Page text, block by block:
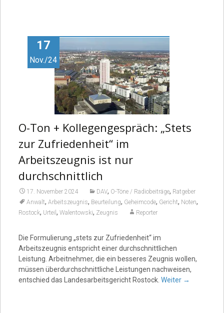
Video17
Nov./24
O-Ton + Kollegengespräch: „Stets
zur Zufriedenheit“ im
Arbeitszeugnis ist nur
durchschnittlich
17. November 2024 DAV, O-Töne / Radiobeiträge, Ratgeber
Anwalt, Arbeitszeugnis, Beurteilung, Geheimcode, Gericht, Noten,
Rostock, Urteil , Walentowski, Zeugnis Reporter
Die Formulierung „stets zur Zufriedenheit“ im
Arbeitszeugnis entspricht einer durchschnittlichen
Leistung. Arbeitnehmer, die ein besseres Zeugnis wollen,
müssen überdurchschnittliche Leistungen nachweisen,
entschied das Landesarbeitsgericht Rostock. Weiter →